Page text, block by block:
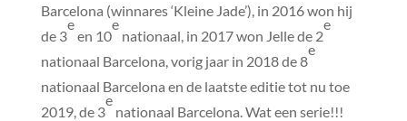
Barcelona (winnares ‘Kleine Jade’), in 2016 won hij
de 3
e
en 10
e
nationaal, in 2017 won Jelle de 2
e
nationaal Barcelona, vorig jaar in 2018 de 8
e
nationaal Barcelona en de laatste editie tot nu toe
2019, de 3
e
nationaal Barcelona. Wat een serie!!!